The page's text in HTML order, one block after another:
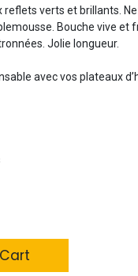
reflets verts et brillants.
Bouche vive et
Jolie longueur.
avec vos plateaux